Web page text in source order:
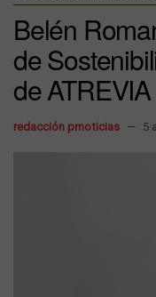
Belén
de
de ATREVIA
redacción prnoticias 5